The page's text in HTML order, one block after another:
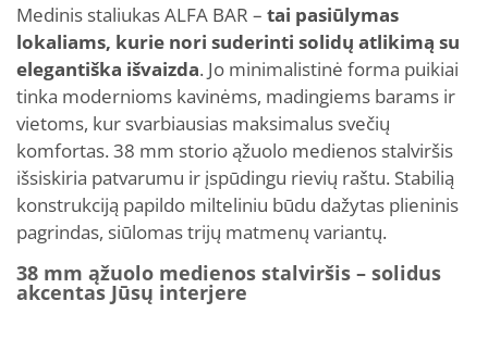
Medinis staliukas ALFA BAR – tai pasiūlymas
lokaliams, kurie nori suderinti solidų atlikimą su
elegantiška išvaizda. Jo minimalistinė forma puikiai
tinka modernioms kavinėms, madingiems barams ir
vietoms, kur svarbiausias maksimalus svečių
komfortas. 38 mm storio ąžuolo medienos stalviršis
išsiskiria patvarumu ir įspūdingu rievių raštu. Stabilią
konstrukciją papildo milteliniu būdu dažytas plieninis
pagrindas, siūlomas trijų matmenų variantų.
38 mm ąžuolo medienos stalviršis – solidus
akcentas Jūsų interjere